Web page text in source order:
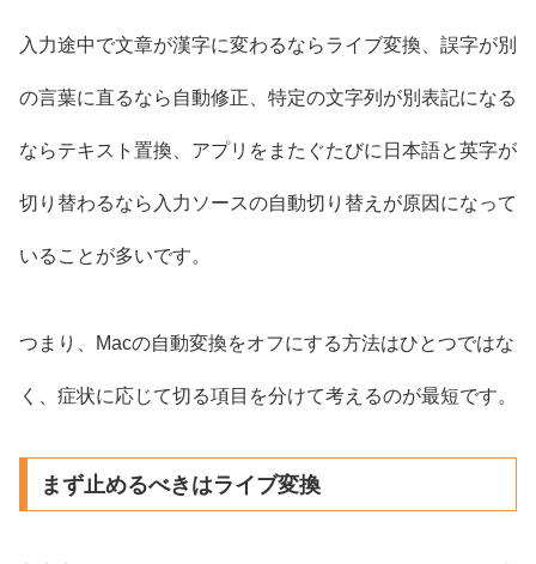
入力途中で文章が漢字に変わるならライブ変換、誤字が別
の言葉に直るなら自動修正、特定の文字列が別表記になる
ならテキスト置換、アプリをまたぐたびに日本語と英字が
切り替わるなら入力ソースの自動切り替えが原因になって
いることが多いです。
つまり、Macの自動変換をオフにする方法はひとつではな
く、症状に応じて切る項目を分けて考えるのが最短です。
まず止めるべきはライブ変換